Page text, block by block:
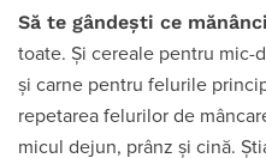
Să te gândești ce mănânci
toate. Și cereale pentru mic-
și carne pentru felurile
repetarea felurilor de
micul dejun, prânz și cină.